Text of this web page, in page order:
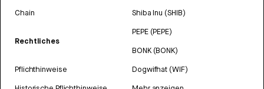
Chain
Rechtliches
Pflichthinweise
Shiba Inu (SHIB)
PEPE (PEPE)
BONK (BONK)
Dogwifhat (WIF)